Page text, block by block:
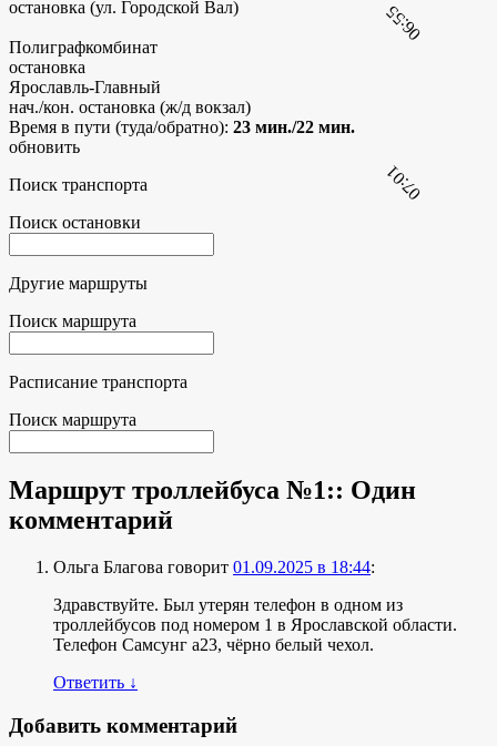
06:55
остановка (ул. Городской Вал)
07:01
Полиграфкомбинат
остановка
Ярославль-Главный
нач./кон. остановка (ж/д вокзал)
Время в пути (туда/обратно): 23 мин./22 мин.
обновить
Поиск транспорта
Поиск остановки
Другие маршруты
Поиск маршрута
Расписание транспорта
Поиск маршрута
Маршрут троллейбуса №1:: Один
комментарий
Ольга Благова говорит 01.09.2025 в 18:44:
Здравствуйте. Был утерян телефон в одном из
троллейбусов под номером 1 в Ярославской области.
Телефон Самсунг а23, чёрно белый чехол.
Ответить ↓
Добавить комментарий